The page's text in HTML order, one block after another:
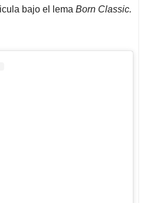
bajo el lema Born Classic.